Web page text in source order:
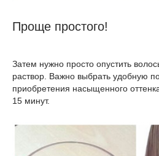
Проще простого!
Затем нужно просто опустить
раствор. Важно выбрать удобную
приобретения насыщенного
15 минут.